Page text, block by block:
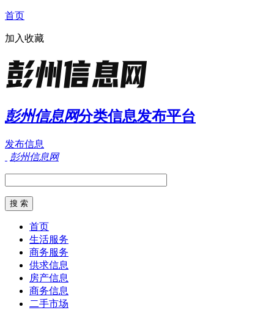
首页
加入收藏
彭州信息网分类信息发布平台
发布信息
彭州信息网
首页
生活服务
商务服务
供求信息
房产信息
商务信息
二手市场